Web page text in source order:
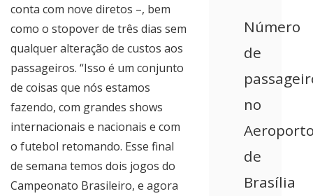
Número
de
no
de
Brasília
conta com nove diretos –, bem
como o stopover de três dias sem
qualquer alteração de custos aos
passageiros. “Isso é um conjunto
de coisas que nós estamos
fazendo, com grandes shows
internacionais e nacionais e com
o futebol retomando. Esse final
de semana temos dois jogos do
Campeonato Brasileiro, e agora